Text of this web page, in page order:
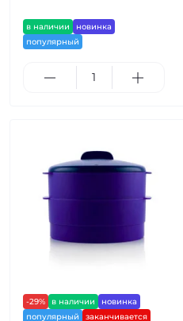
в наличии
новинка
популярный
-29% в наличии
новинка
популярный
заканчивается